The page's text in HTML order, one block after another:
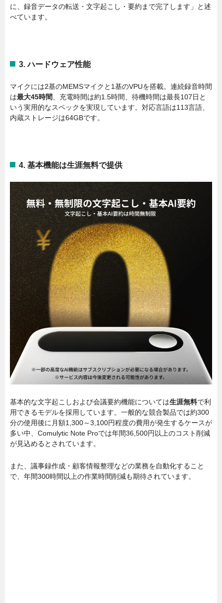
に、録音データの転送・文字起こし・要約まで完了します」と述
べています。
3. ハードウェア性能
マイクには2基のMEMSマイクと1基のVPUを搭載。連続録音時間
は最大45時間
、充電時間は約1.5時間、待機時間は最長107日と
いう実用的なスペックを実現しています。対応言語は113言語、
内蔵ストレージは64GBです。
4. 基本機能は生涯無料で提供
基本的な文字起こしおよび会議要約機能については生涯無料で利
用できるモデルを採用しています。一般的な競合製品では約300
分の使用後に月額1,300～3,100円程度の費用が発生するケースが
多い中、Comulytic Note Proでは年間36,500円以上のコスト削減
が見込めるとされています。
また、議事録作成・顧客情報整理などの業務を自動化すること
で、年間300時間以上の作業時間削減も期待されています。